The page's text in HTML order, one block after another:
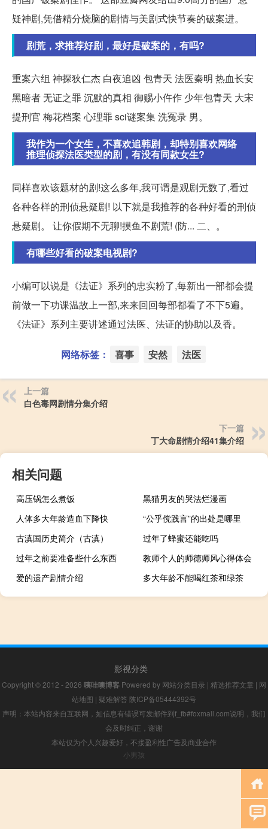
疑神剧,凭借精分烧脑的剧情与美剧式快节奏的破案进。
剧荒，求推荐好剧，最好是破案的，有吗?
重案六组 神探狄仁杰 白夜追凶 包青天 法医秦明 热血长安
黑暗者 无证之罪 沉默的真相 御赐小仵作 少年包青天 大宋
提刑官 梅花档案 心理罪 sci谜案集 洗冤录 男。
我作为一个女生，不喜欢追韩剧，却特别喜欢网络
推理侦探法医类型的剧，有没有同款女生?
同样喜欢该题材的剧!这么多年,我可谓是观剧无数了,看过
各种各样的刑侦悬疑剧! 以下就是我推荐的各种好看的刑侦
悬疑剧。 让你假期不无聊!摸鱼不剧荒! (防... 二、。
有哪些好看的破案电视剧?
小编可以说是《法证》系列的忠实粉了,每新出一部都会提
前做一下功课温故上一部,来来回回每部都看了不下5遍。
《法证》系列主要讲述通过法医、法证的协助以及香。
网络标签： 喜事 安然 法医
上一篇
白色毒网剧情分集介绍
下一篇
丁大命剧情介绍41集介绍
相关问题
高压锅怎么煮饭
黑猫男友的哭法烂漫画
人体多大年龄造血下降快
“公乎傥践言”的出处是哪里
古滇国历史简介（古滇）
过年了蜂蜜还能吃吗
过年之前要准备些什么东西
教师个人的师德师风心得体会
爱的遗产剧情介绍
多大年龄不能喝红茶和绿茶
影视分类
Copyright © 2012 - 2026 咦哇噢博客 Powered by 网站分类目录 | 精选推荐文章 | 网
站地图 | 疑难解答 陕ICP备05444392号
声明：本站内容来自互联网，如信息有错误可发邮件到f_fb#foxmail.com说明，我们
会及时纠正，谢谢
本站仅为个人兴趣爱好，不接盈利性广告及商业合作
小男孩